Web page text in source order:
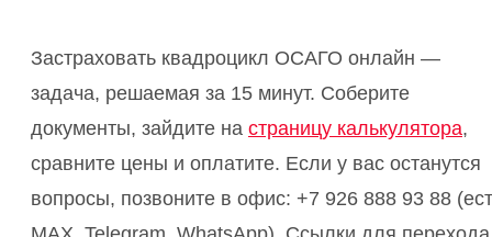
Застраховать квадроцикл ОСАГО онлайн —
задача, решаемая за 15 минут. Соберите
документы, зайдите на страницу калькулятора,
сравните цены и оплатите. Если у вас останутся
вопросы, позвоните в офис: +7 926 888 93 88